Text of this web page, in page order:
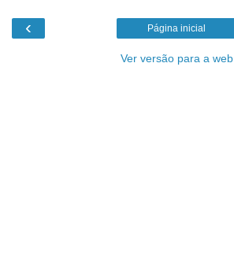
‹ Página inicial
Ver versão para a web